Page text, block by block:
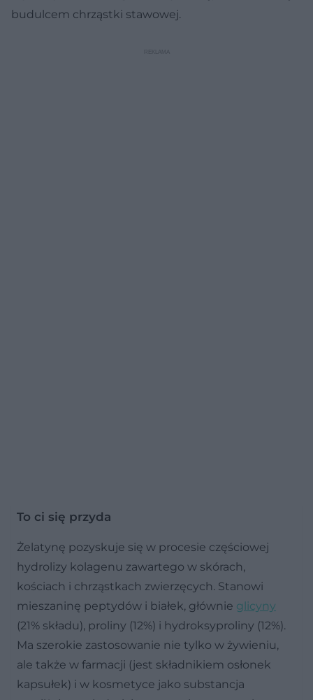
budulcem chrząstki stawowej.
To ci się przyda
Żelatynę pozyskuje się w procesie częściowej
hydrolizy kolagenu zawartego w skórach,
kościach i chrząstkach zwierzęcych. Stanowi
mieszaninę peptydów i białek, głównie glicyny
(21% składu), proliny (12%) i hydroksyproliny (12%).
Ma szerokie zastosowanie nie tylko w żywieniu,
ale także w farmacji (jest składnikiem osłonek
kapsułek) i w kosmetyce jako substancja